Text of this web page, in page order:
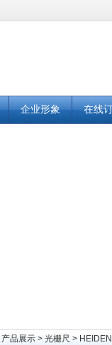
企业形象 在线
产品展示 > 光栅尺 >